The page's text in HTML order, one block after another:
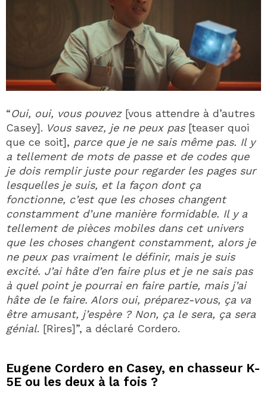
“Oui, oui, vous pouvez[vous attendre à d’autres
Casey]. Vous savez, je ne peux pas[teaser quoi
que ce soit], parce que je ne sais même pas. Il y
a tellement de mots de passe et de codes que
je dois remplir juste pour regarder les pages sur
lesquelles je suis, et la façon dont ça
fonctionne, c’est que les choses changent
constamment d’une manière formidable. Il y a
tellement de pièces mobiles dans cet univers
que les choses changent constamment, alors je
ne peux pas vraiment le définir, mais je suis
excité. J’ai hâte d’en faire plus et je ne sais pas
à quel point je pourrai en faire partie, mais j’ai
hâte de le faire. Alors oui, préparez-vous, ça va
être amusant, j’espère ? Non, ça le sera, ça sera
génial. [Rires]”, a déclaré Cordero.
Eugene Cordero en Casey, en chasseur K-
5E ou les deux à la fois ?